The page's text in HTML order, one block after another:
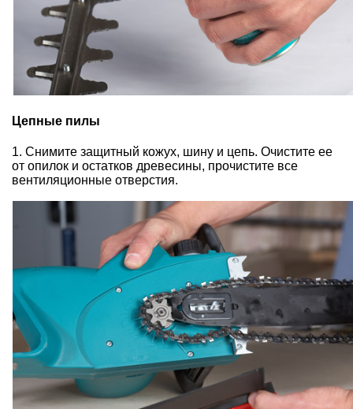
Цепные пилы
1. Снимите защитный кожух, шину и цепь. Очистите ее
от опилок и остатков древесины, прочистите все
вентиляционные отверстия.